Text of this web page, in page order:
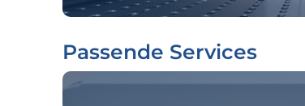
Passende Services